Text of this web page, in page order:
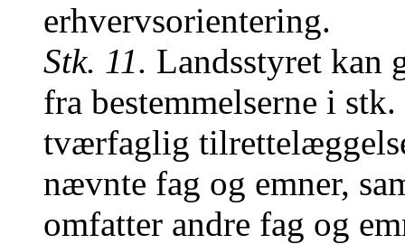
erhvervsorientering.
Stk. 11. Landsstyret kan
fra bestemmelserne i
tværfaglig
nævnte fag og emner,
omfatter andre fag og